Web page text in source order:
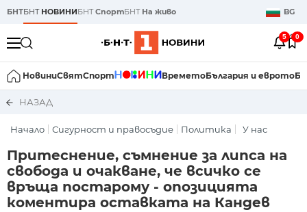
БНТБНТ НОВИНИБНТСпортБНТ На живо BG
5 0
НовиниСвятСпорт ВреметоБългария и еврото
НАЗАД
Начало Сигурност и правосъдие Политика У нас
Притеснение, съмнение за липса на
свобода и очакване, че всичко се
връща постарому - опозицията
коментира оставката на Кандев